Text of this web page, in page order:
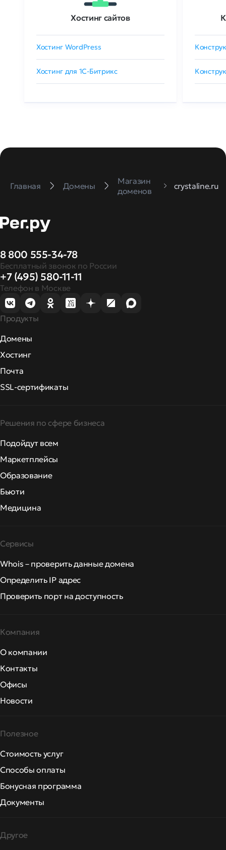
Хостинг сайтов
Хостинг WordPress
Хостинг для 1C-Битрикс
Главная Домены
Магазин
доменов
crystaline.ru
8 800 555-34-78
Бесплатный звонок по России
+7 (495) 580-11-11
Телефон в Москве
Продукты
Домены
Хостинг
Почта
SSL-сертификаты
Решения по сфере бизнеса
Подойдут всем
Маркетплейсы
Образование
Бьюти
Медицина
Сервисы
Whois – проверить данные домена
Определить IP адрес
Проверить порт на доступность
Компания
О компании
Контакты
Офисы
Новости
Полезное
Стоимость услуг
Способы оплаты
Бонусная программа
Документы
Другое